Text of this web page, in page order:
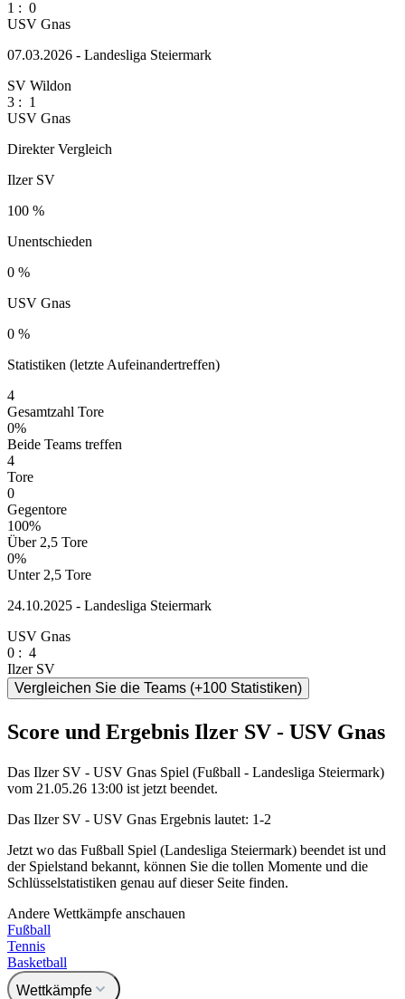
1 : 0
USV Gnas
07.03.2026 - Landesliga Steiermark
SV Wildon
3 : 1
USV Gnas
Direkter Vergleich
Ilzer SV
100 %
Unentschieden
0 %
USV Gnas
0 %
Statistiken (letzte Aufeinandertreffen)
4
Gesamtzahl Tore
0%
Beide Teams treffen
4
Tore
0
Gegentore
100%
Über 2,5 Tore
0%
Unter 2,5 Tore
24.10.2025 - Landesliga Steiermark
USV Gnas
0 : 4
Ilzer SV
Vergleichen Sie die Teams (+100 Statistiken)
Score und Ergebnis Ilzer SV - USV Gnas
Das Ilzer SV - USV Gnas Spiel (Fußball - Landesliga Steiermark)
vom 21.05.26 13:00 ist jetzt beendet.
Das Ilzer SV - USV Gnas Ergebnis lautet: 1-2
Jetzt wo das Fußball Spiel (Landesliga Steiermark) beendet ist und
der Spielstand bekannt, können Sie die tollen Momente und die
Schlüsselstatistiken genau auf dieser Seite finden.
Andere Wettkämpfe anschauen
Fußball
Tennis
Basketball
Wettkämpfe